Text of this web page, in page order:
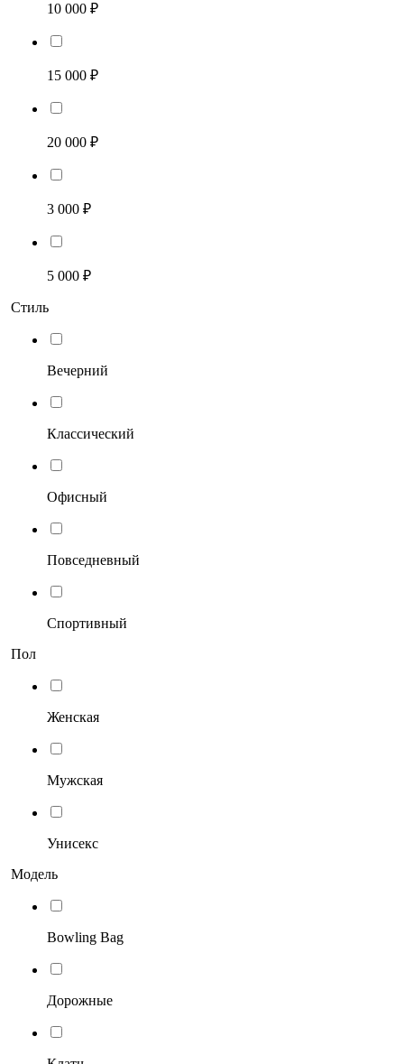
10 000 ₽
15 000 ₽
20 000 ₽
3 000 ₽
5 000 ₽
Стиль
Вечерний
Классический
Офисный
Повседневный
Спортивный
Пол
Женская
Мужская
Унисекс
Модель
Bowling Bag
Дорожные